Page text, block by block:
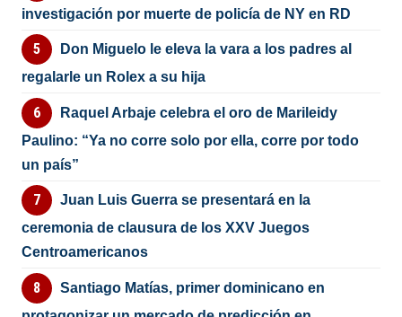
investigación por muerte de policía de NY en RD
Don Miguelo le eleva la vara a los padres al
regalarle un Rolex a su hija
Raquel Arbaje celebra el oro de Marileidy
Paulino: “Ya no corre solo por ella, corre por todo
un país”
Juan Luis Guerra se presentará en la
ceremonia de clausura de los XXV Juegos
Centroamericanos
Santiago Matías, primer dominicano en